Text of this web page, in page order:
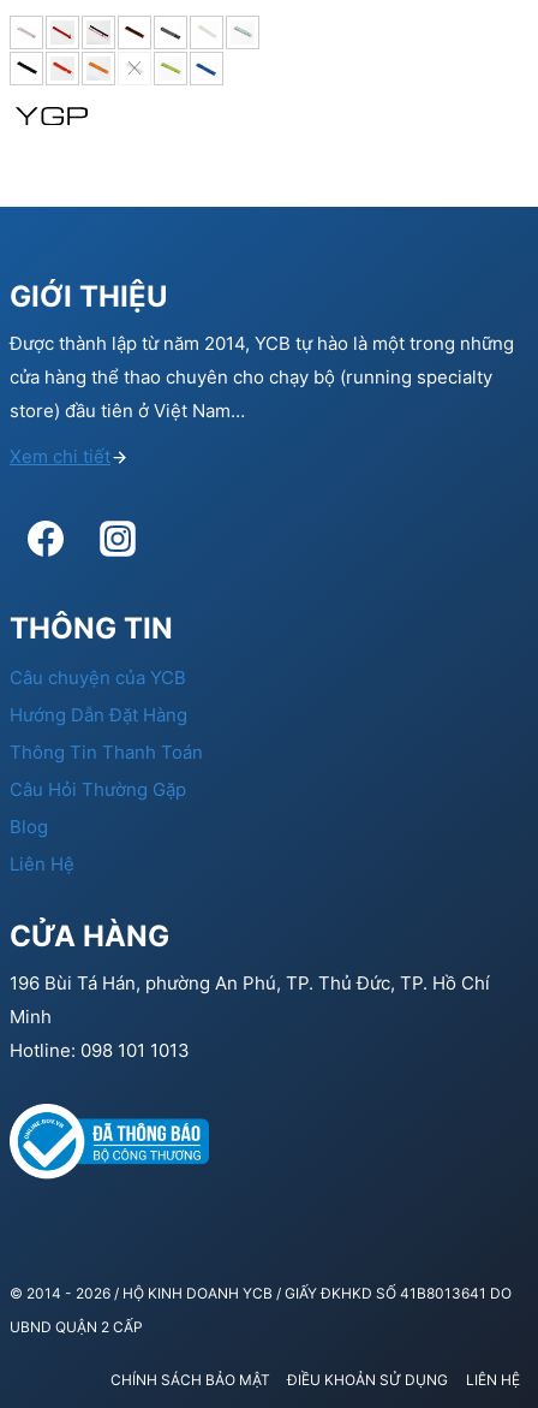
was:
150.000 ₫.
is:
90.000 ₫.
GIỚI THIỆU
Được thành lập từ năm 2014, YCB tự hào là một trong những
cửa hàng thể thao chuyên cho chạy bộ (running specialty
store) đầu tiên ở Việt Nam…
Xem chi tiết
THÔNG TIN
Câu chuyện của YCB
Hướng Dẫn Đặt Hàng
Thông Tin Thanh Toán
Câu Hỏi Thường Gặp
Blog
Liên Hệ
CỬA HÀNG
196 Bùi Tá Hán, phường An Phú, TP. Thủ Đức, TP. Hồ Chí
Minh
Hotline: 098 101 1013
© 2014 - 2026 / HỘ KINH DOANH YCB / GIẤY ĐKHKD SỐ 41B8013641 DO
UBND QUẬN 2 CẤP
CHÍNH SÁCH BẢO MẬT ĐIỀU KHOẢN SỬ DỤNG LIÊN HỆ